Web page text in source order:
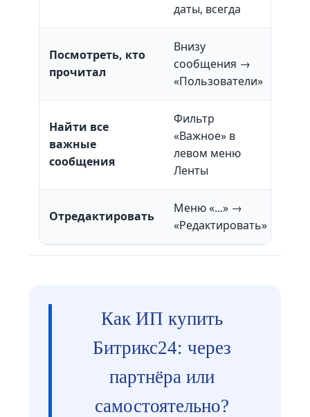
даты, всегда
Посмотреть, кто
прочитал
Внизу
сообщения →
«Пользователи»
Найти все
важные
сообщения
Фильтр
«Важное» в
левом меню
Ленты
Отредактировать
Меню «...» →
«Редактировать»
Как ИП купить
Битрикс24: через
партнёра или
самостоятельно?